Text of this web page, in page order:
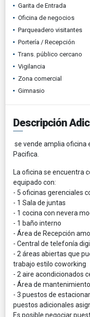
Garita de Entrada
Oficina de negocios
Parqueadero visitantes
Portería / Recepción
Trans. público cercano
Vigilancia
Zona comercial
Gimnasio
Descripción
se vende amplia oficina
Pacifica.
La oficina se encuentra
equipado con:
- 5 oficinas gerenciales
- 1 Sala de juntas
- 1 cocina con nevera
- 1 baño interno
- Área de Recepción
- Central de telefonía
- 2 áreas abiertas que
trabajo estilo coworking
- 2 aire acondicionados
- Área de
- 3 puestos de
puestos adicionales
Es posible negociar